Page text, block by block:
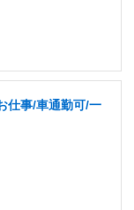
仕事/車通勤可/一